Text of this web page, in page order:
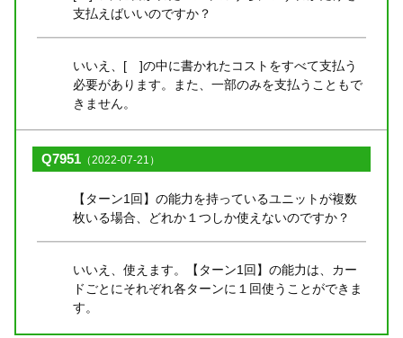
支払えばいいのですか？
いいえ、[ ]の中に書かれたコストをすべて支払う
必要があります。また、一部のみを支払うこともで
きません。
Q7951 （2022-07-21）
【ターン1回】の能力を持っているユニットが複数
枚いる場合、どれか１つしか使えないのですか？
いいえ、使えます。【ターン1回】の能力は、カー
ドごとにそれぞれ各ターンに１回使うことができま
す。